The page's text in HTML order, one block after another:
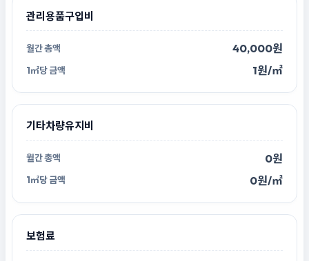
관리용품구입비
40,000원
1원/㎡
기타차량유지비
0원
0원/㎡
보험료